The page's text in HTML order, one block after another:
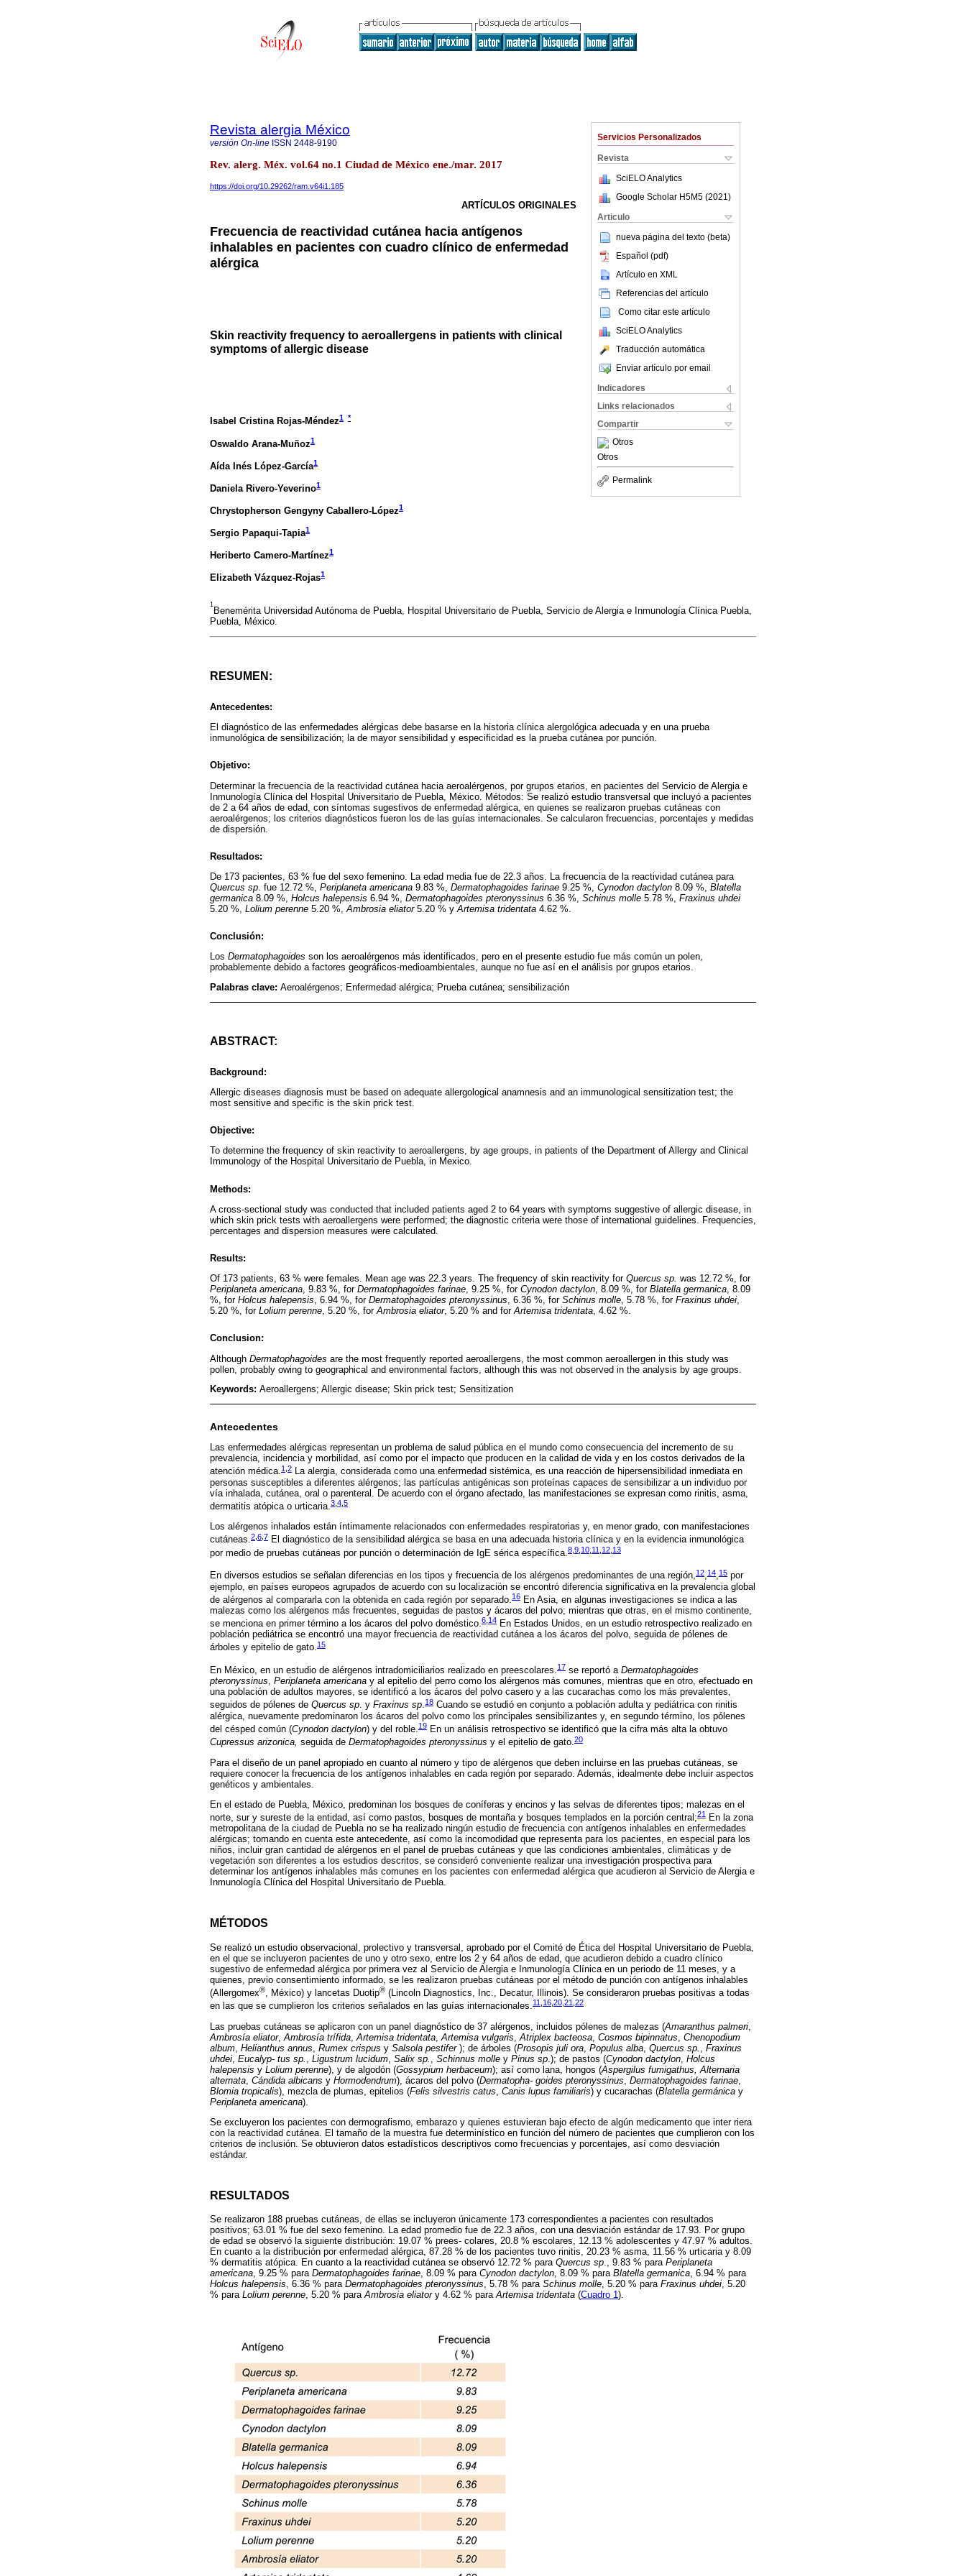
Servicios Personalizados
Revista
SciELO Analytics
Google Scholar H5M5 (2021 )
Articulo
nueva página del texto (beta)
Español (pdf)
Artículo en XML
Referencias del artículo
Como citar este artículo
SciELO Analytics
Traducción automática
Enviar artículo por email
Indicadores
Links relacionados
Compartir
Otros
Otros
Permalink
Revista alergia México
versión On-line ISSN 2448-9190
Rev. alerg. Méx. vol.64 no.1 Ciudad de México ene./mar. 2017
https://doi.org/10.29262/ram.v64i1.185
ARTÍCULOS ORIGINALES
Frecuencia de reactividad cutánea hacia antígenos
inhalables en pacientes con cuadro clínico de enfermedad
alérgica
Skin reactivity frequency to aeroallergens in patients with clinical
symptoms of allergic disease
Isabel Cristina Rojas-Méndez1 *
Oswaldo Arana-Muñoz1
Aída Inés López-García1
Daniela Rivero-Yeverino1
Chrystopherson Gengyny Caballero-López1
Sergio Papaqui-Tapia1
Heriberto Camero-Martínez1
Elizabeth Vázquez-Rojas1
1
Benemérita Universidad Autónoma de Puebla, Hospital Universitario de Puebla, Servicio de Alergia e Inmunología Clínica Puebla,
Puebla, México.
RESUMEN:
Antecedentes:
El diagnóstico de las enfermedades alérgicas debe basarse en la historia clínica alergológica adecuada y en una prueba
inmunológica de sensibilización; la de mayor sensibilidad y especificidad es la prueba cutánea por punción.
Objetivo:
Determinar la frecuencia de la reactividad cutánea hacia aeroalérgenos, por grupos etarios, en pacientes del Servicio de Alergia e
Inmunología Clínica del Hospital Universitario de Puebla, México. Métodos: Se realizó estudio transversal que incluyó a pacientes
de 2 a 64 años de edad, con síntomas sugestivos de enfermedad alérgica, en quienes se realizaron pruebas cutáneas con
aeroalérgenos; los criterios diagnósticos fueron los de las guías internacionales. Se calcularon frecuencias, porcentajes y medidas
de dispersión.
Resultados:
De 173 pacientes, 63 % fue del sexo femenino. La edad media fue de 22.3 años. La frecuencia de la reactividad cutánea para
Quercus sp. fue 12.72 %, Periplaneta americana 9.83 %, Dermatophagoides farinae 9.25 %, Cynodon dactylon 8.09 %, Blatella
germanica 8.09 %, Holcus halepensis 6.94 %, Dermatophagoides pteronyssinus 6.36 %, Schinus molle 5.78 %, Fraxinus uhdei
5.20 %, Lolium perenne 5.20 %,Ambrosia eliator5.20 % yArtemisa tridentata 4.62 %.
Conclusión:
Los Dermatophagoides son los aeroalérgenos más identificados, pero en el presente estudio fue más común un polen,
probablemente debido a factores geográficos-medioambientales, aunque no fue así en el análisis por grupos etarios.
Palabras clave: Aeroalérgenos; Enfermedad alérgica; Prueba cutánea; sensibilización
ABSTRACT:
Background:
Allergic diseases diagnosis must be based on adequate allergological anamnesis and an immunological sensitization test; the
most sensitive and specific is the skin prick test.
Objective:
To determine the frequency of skin reactivity to aeroallergens, by age groups, in patients of the Department of Allergy and Clinical
Immunology of the Hospital Universitario de Puebla, in Mexico.
Methods:
A cross-sectional study was conducted that included patients aged 2 to 64 years with symptoms suggestive of allergic disease, in
which skin prick tests with aeroallergens were performed; the diagnostic criteria were those of international guidelines. Frequencies,
percentages and dispersion measures were calculated.
Results:
Of 173 patients, 63 % were females. Mean age was 22.3 years. The frequency of skin reactivity for Quercus sp. was 12.72 %, for
Periplaneta americana, 9.83 %, for Dermatophagoides farinae, 9.25 %, for Cynodon dactylon, 8.09 %, for Blatella germanica, 8.09
%, for Holcus halepensis, 6.94 %, for Dermatophagoides pteronyssinus, 6.36 %, for Schinus molle, 5.78 %, for Fraxinus uhdei,
5.20 %, for Lolium perenne, 5.20 %, forAmbrosia eliator, 5.20 % and forArtemisa tridentata, 4.62 %.
Conclusion:
Although Dermatophagoides are the most frequently reported aeroallergens, the most common aeroallergen in this study was
pollen, probably owing to geographical and environmental factors, although this was not observed in the analysis by age groups.
Keywords: Aeroallergens; Allergic disease; Skin prick test; Sensitization
Antecedentes
Las enfermedades alérgicas representan un problema de salud pública en el mundo como consecuencia del incremento de su
prevalencia, incidencia y morbilidad, así como por el impacto que producen en la calidad de vida y en los costos derivados de la
atención médica.1 2 La alergia, considerada como una enfermedad sistémica, es una reacción de hipersensibilidad inmediata en
personas susceptibles a diferentes alérgenos; las partículas antigénicas son proteínas capaces de sensibilizar a un individuo por
vía inhalada, cutánea, oral o parenteral. De acuerdo con el órgano afectado, las manifestaciones se expresan como rinitis, asma,
dermatitis atópica o urticaria.3 4 5
Los alérgenos inhalados están íntimamente relacionados con enfermedades respiratorias y, en menor grado, con manifestaciones
cutáneas.2 6 7 El diagnóstico de la sensibilidad alérgica se basa en una adecuada historia clínica y en la evidencia inmunológica
por medio de pruebas cutáneas por punción o determinación de IgE sérica específica.8 9 10 11 12 13
En diversos estudios se señalan diferencias en los tipos y frecuencia de los alérgenos predominantes de una región,12,14,15 por
ejemplo, en países europeos agrupados de acuerdo con su localización se encontró diferencia significativa en la prevalencia global
de alérgenos al compararla con la obtenida en cada región por separado. 16 En Asia, en algunas investigaciones se indica a las
malezas como los alérgenos más frecuentes, seguidas de pastos y ácaros del polvo; mientras que otras, en el mismo continente,
se menciona en primer término a los ácaros del polvo doméstico.6 14 En Estados Unidos, en un estudio retrospectivo realizado en
población pediátrica se encontró una mayor frecuencia de reactividad cutánea a los ácaros del polvo, seguida de pólenes de
árboles y epitelio de gato.15
En México, en un estudio de alérgenos intradomiciliarios realizado en preescolares.17 se reportó a Dermatophagoides
pteronyssinus, Periplaneta americana y al epitelio del perro como los alérgenos más comunes, mientras que en otro, efectuado en
una población de adultos mayores, se identificó a los ácaros del polvo casero y a las cucarachas como los más prevalentes,
seguidos de pólenes de Quercus sp. y Fraxinus sp.18 Cuando se estudió en conjunto a población adulta y pediátrica con rinitis
alérgica, nuevamente predominaron los ácaros del polvo como los principales sensibilizantes y, en segundo término, los pólenes
del césped común (Cynodon dactylon) y del roble.19 En un análisis retrospectivo se identificó que la cifra más alta la obtuvo
Cupressus arizonica, seguida de Dermatophagoides pteronyssinus y el epitelio de gato.20
Para el diseño de un panel apropiado en cuanto al número y tipo de alérgenos que deben incluirse en las pruebas cutáneas, se
requiere conocer la frecuencia de los antígenos inhalables en cada región por separado. Además, idealmente debe incluir aspectos
genéticos y ambientales.
En el estado de Puebla, México, predominan los bosques de coníferas y encinos y las selvas de diferentes tipos; malezas en el
norte, sur y sureste de la entidad, así como pastos, bosques de montaña y bosques templados en la porción central;21
En la zona
metropolitana de la ciudad de Puebla no se ha realizado ningún estudio de frecuencia con antígenos inhalables en enfermedades
alérgicas; tomando en cuenta este antecedente, así como la incomodidad que representa para los pacientes, en especial para los
niños, incluir gran cantidad de alérgenos en el panel de pruebas cutáneas y que las condiciones ambientales, climáticas y de
vegetación son diferentes a los estudios descritos, se consideró conveniente realizar una investigación prospectiva para
determinar los antígenos inhalables más comunes en los pacientes con enfermedad alérgica que acudieron al Servicio de Alergia e
Inmunología Clínica del Hospital Universitario de Puebla.
MÉTODOS
Se realizó un estudio observacional, prolectivo y transversal, aprobado por el Comité de Ética del Hospital Universitario de Puebla,
en el que se incluyeron pacientes de uno y otro sexo, entre los 2 y 64 años de edad, que acudieron debido a cuadro clínico
sugestivo de enfermedad alérgica por primera vez al Servicio de Alergia e Inmunología Clínica en un periodo de 11 meses, y a
quienes, previo consentimiento informado, se les realizaron pruebas cutáneas por el método de punción con antígenos inhalables
(Allergomex® , México) y lancetas Duotip® (Lincoln Diagnostics, Inc., Decatur, Illinois). Se consideraron pruebas positivas a todas
en las que se cumplieron los criterios señalados en las guías internacionales.11 16 20 21 22
Las pruebas cutáneas se aplicaron con un panel diagnóstico de 37 alérgenos, incluidos pólenes de malezas (Amaranthus palmeri
Ambrosía eliator, Ambrosía trífida Artemisa tridentata Artemisa vulgaris Atriplex bacteosa Cosmos bipinnatus Chenopodium
album Helianthus annus Rumex crispus y Salsola pestifer); de árboles (Prosopis juli ora Populus alba Quercus sp.
Fraxinus
uhdei Eucalyp- tus sp. Ligustrum lucidum Salix sp. Schinnus molle y Pinus sp .); de pastos (Cynodon dactylon Holcus
halepensis y Lolium perenne), y de algodón (Gossypium herbaceum); así como lana, hongos (Aspergilus fumigathus, Alternaria
alternata Cándida albicans y Hormodendrum), ácaros del polvo (Dermatopha- goides pteronyssinus Dermatophagoides farinae
Blomia tropicalis), mezcla de plumas, epitelios (Felis silvestris catus Canis lupus familiaris) y cucarachas (Blatella germánica y
Periplaneta americana).
Se excluyeron los pacientes con dermografismo, embarazo y quienes estuvieran bajo efecto de algún medicamento que inter riera
con la reactividad cutánea. El tamaño de la muestra fue determinístico en función del número de pacientes que cumplieron con los
criterios de inclusión. Se obtuvieron datos estadísticos descriptivos como frecuencias y porcentajes, así como desviación
estándar.
RESULTADOS
Se realizaron 188 pruebas cutáneas, de ellas se incluyeron únicamente 173 correspondientes a pacientes con resultados
positivos; 63.01 % fue del sexo femenino. La edad promedio fue de 22.3 años, con una desviación estándar de 17.93. Por grupo
de edad se observó la siguiente distribución: 19.07 % prees- colares, 20.8 % escolares, 12.13 % adolescentes y 47.97 % adultos.
En cuanto a la distribución por enfermedad alérgica, 87.28 % de los pacientes tuvo rinitis, 20.23 % asma, 11.56 % urticaria y 8.09
% dermatitis atópica. En cuanto a la reactividad cutánea se observó 12.72 % para Quercus sp., 9.83 % para Periplaneta
americana, 9.25 % para Dermatophagoides farinae, 8.09 % para Cynodon dactylon, 8.09 % para Blatella germanica, 6.94 % para
Holcus halepensis, 6.36 % para Dermatophagoides pteronyssinus, 5.78 % para Schinus molle, 5.20 % para Fraxinus uhdei, 5.20
% para Lolium perenne, 5.20 % paraAmbrosia eliatory 4.62 % paraArtemisa tridentata (Cuadro 1).